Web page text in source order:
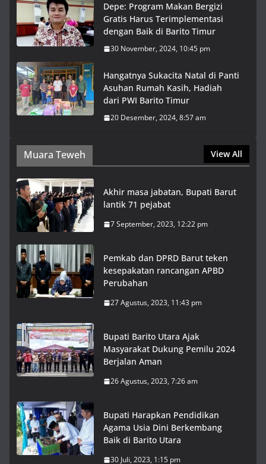
Depe: Program Makan Bergizi
Gratis Harus Terimplementasi
dengan Baik di Barito Timur
30 November, 2024, 10:45 pm
Hangatnya Sukacita Natal di Panti
Asuhan Rumah Kasih, Hadiah
dari PWI Barito Timur
20 Desember, 2024, 8:57 am
Muara Teweh View All
Akhir masa jabatan, Bupati Barut
lantik 71 pejabat
7 September, 2023, 12:22 pm
Pemkab dan DPRD Barut teken
kesepakatan rancangan APBD
Perubahan
27 Agustus, 2023, 11:43 pm
Bupati Barito Utara Ajak
Masyarakat Dukung Pemilu 2024
Berjalan Aman
26 Agustus, 2023, 7:26 am
Bupati Harapkan Pendidikan
Agama Usia Dini Berkembang
Baik di Barito Utara
30 Juli, 2023, 1:15 pm